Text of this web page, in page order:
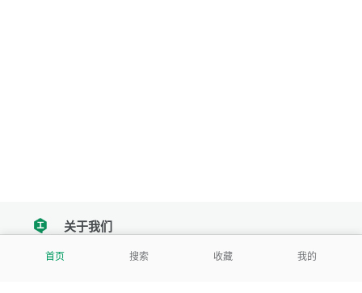
首页 搜索 收藏 我的
tencent关于我们
我们努力把每一个工具做成批量处理的产品